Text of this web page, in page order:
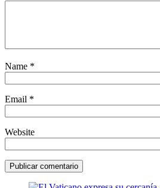
Name *
Email *
Website